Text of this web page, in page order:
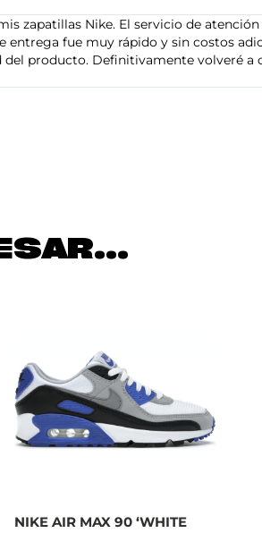
zapatillas Nike. El servicio de
fue muy rápido y sin costos
producto. Definitivamente volveré a
NIKE AIR MAX 90 ‘WHITE